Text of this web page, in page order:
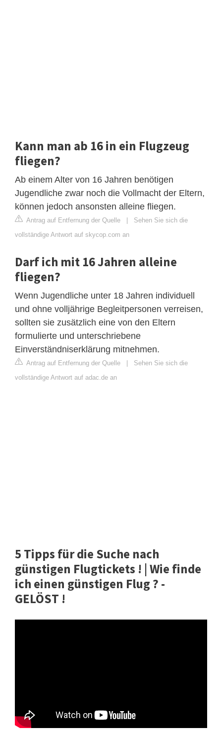
Kann man ab 16 in ein Flugzeug
fliegen?
Ab einem Alter von 16 Jahren benötigen
Jugendliche zwar noch die Vollmacht der Eltern,
können jedoch ansonsten alleine fliegen.
Antrag auf Entfernung der Quelle
Sehen Sie sich die
vollständige Antwort auf skycop.com an
Darf ich mit 16 Jahren alleine
fliegen?
Wenn Jugendliche unter 18 Jahren individuell
und ohne volljährige Begleitpersonen verreisen,
sollten sie zusätzlich eine von den Eltern
formulierte und unterschriebene
Einverständniserklärung mitnehmen.
Antrag auf Entfernung der Quelle
Sehen Sie sich die
vollständige Antwort auf adac.de an
5 Tipps für die Suche nach
günstigen Flugtickets ! | Wie finde
ich einen günstigen Flug ? -
GELÖST !